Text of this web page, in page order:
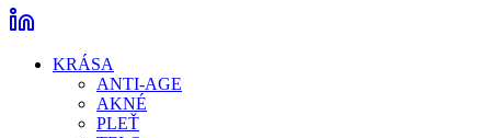
KRÁSA
ANTI-AGE
AKNÉ
PLEŤ